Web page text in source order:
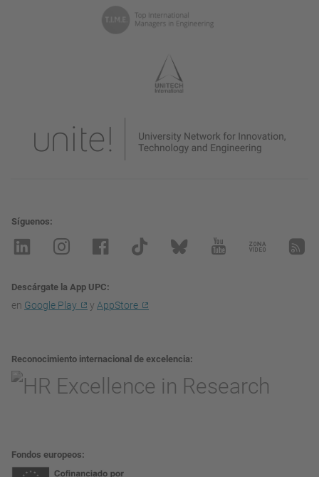
Síguenos
Descárgate la App UPC
en Google Play y AppStore
Reconocimiento internacional de excelencia
Fondos europeos